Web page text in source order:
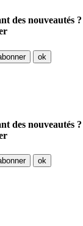
des nouveautés ?
des nouveautés ?